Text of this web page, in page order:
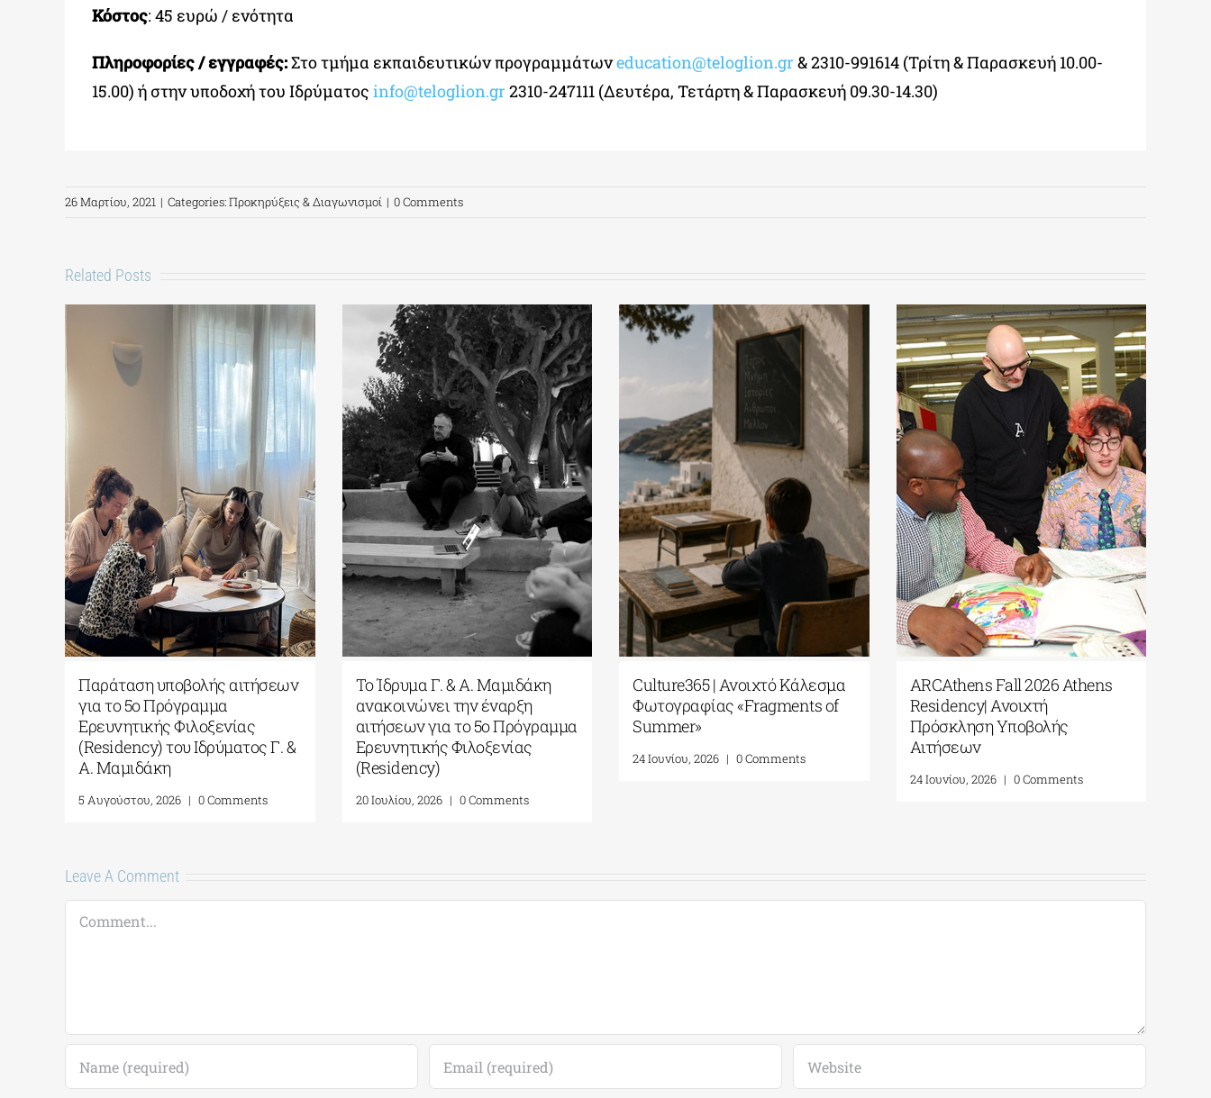
Κόστος: 45 ευρώ / ενότητα
Πληροφορίες / εγγραφές:Στο τμήμα εκπαιδευτικών προγραμμάτωνeducation@teloglion.gr & 2310-991614 (Τρίτη & Παρασκευή 10.00-
15.00) ή στην υποδοχή του Ιδρύματος info@teloglion.gr 2310-247111 (Δευτέρα, Τετάρτη & Παρασκευή 09.30-14.30)
26 Μαρτίου, 2021 | Categories:Προκηρύξεις & Διαγωνισμοί | 0 Comments
Related Posts
Παράταση υποβολής αιτήσεων
για το 5ο Πρόγραμμα
Ερευνητικής Φιλοξενίας
(Residency) του Ιδρύματος Γ. &
Α. Μαμιδάκη
5 Αυγούστου, 2026 | 0 Comments
Το Ίδρυμα Γ. & Α. Μαμιδάκη
ανακοινώνει την έναρξη
αιτήσεων για το 5ο Πρόγραμμα
Ερευνητικής Φιλοξενίας
(Residency)
20 Ιουλίου, 2026 | 0 Comments
Culture365 | Ανοιχτό Κάλεσμα
Φωτογραφίας «Fragments of
Summer»
24 Ιουνίου, 2026 | 0 Comments
ARCAthens Fall 2026 Athens
Residency| Ανοιχτή
Πρόσκληση Υποβολής
Αιτήσεων
24 Ιουνίου, 2026 | 0 Comments
Leave A Comment
Comment